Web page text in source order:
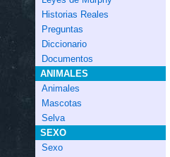
Historias Reales
Preguntas
Diccionario
Documentos
ANIMALES
Animales
Mascotas
Selva
SEXO
Sexo